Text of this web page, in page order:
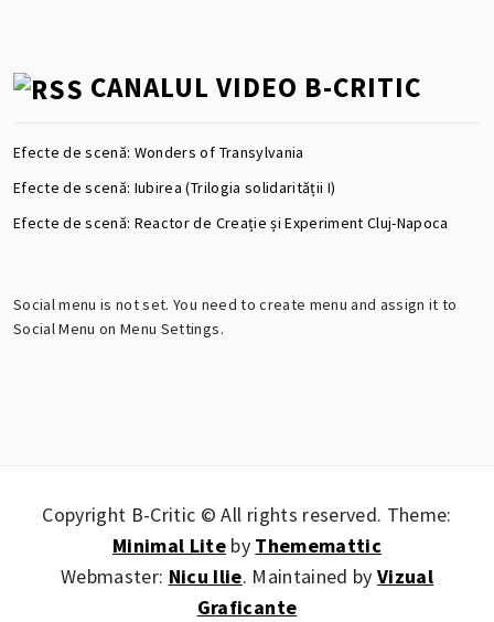
CANALUL VIDEO B-CRITIC
Efecte de scenă: Wonders of Transylvania
Efecte de scenă: Iubirea (Trilogia solidarității I)
Efecte de scenă: Reactor de Creație și Experiment Cluj-Napoca
Social menu is not set. You need to create menu and assign it to
Social Menu on Menu Settings.
Copyright B-Critic © All rights reserved. Theme:
Minimal Liteby Thememattic
Webmaster: Nicu Ilie. Maintained byVizual
Graficante